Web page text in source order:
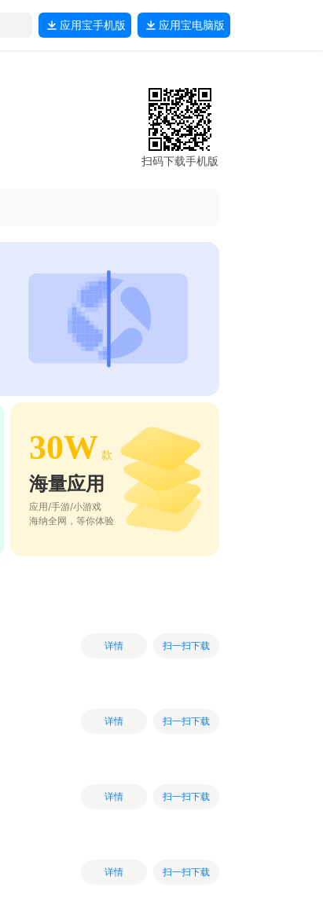
应用宝手机版 应用宝电脑版
扫码下载手机版
30W 款
海量应用
应用/手游/小游戏
海纳全网，等你体验
详情 扫一扫下载
详情 扫一扫下载
详情 扫一扫下载
详情 扫一扫下载